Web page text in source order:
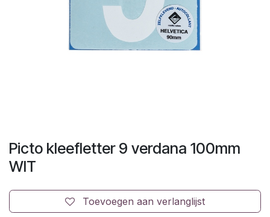
Picto kleefletter 9 verdana 100mm
WIT
Toevoegen aan verlanglijst